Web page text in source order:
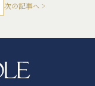
次の記事へ >